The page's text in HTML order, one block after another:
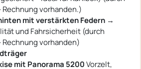
Rechnung vorhanden.)
mit verstärkten Federn →
und Fahrsicherheit (durch
Rechnung vorhanden)
mit Panorama 5200Vorzelt,